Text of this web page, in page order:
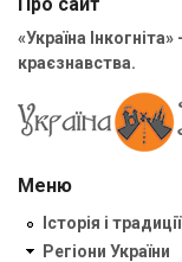
«Україна
краєзнавства.
Меню
Історія і традиції
Регіони України